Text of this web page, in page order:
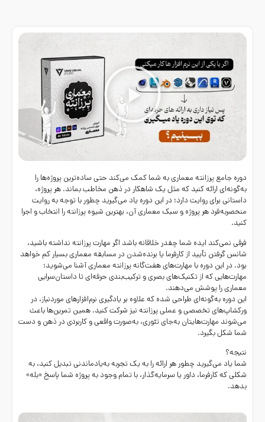
دوره جامع پرزانته معماریبه شما کمک می‌کند حتی ساده‌ترین پروژه‌ها را
به‌گونه‌ای ارائه کنید که مثل یک شاهکار در ذهن مخاطب بماند. هر پروژه،
داستانی برای روایت دارد؛ در این دوره یاد می‌گیرید چطور با توجه به روایت
منحصربه‌فرد هر پروژه و سبک معماری آن، بهترین شیوه پرزانته را انتخاب و اجرا
کنید.
فرقی نمی‌کند ایده شما چقدر خلاقانه باشد اگر مهارت پرزانته نداشته باشید،
شانس گرفتن تأیید از کارفرما یا برنده‌شدن در مسابقه معماری بسیار کم خواهد
بود. در این دوره با مهارت‌های هفت‌گانه پرزانته معماریآشنا می‌شوید؛
مهارت‌هایی که از تکنیک‌های بصری و ترکیب‌بندی حرفه‌ای تا داستان‌سرایی
معماری را پوشش می‌دهند.
این دوره به‌گونه‌ای طراحی شده که علاوه بر یادگیری نرم‌افزارهای موردنیاز، در
ورکشاپ‌های تخصصی و عملی پرزانته نیز شرکت کنید. همین تمرین‌ها باعث
می‌شوند مهارت‌هایتان به‌جای تئوری، به‌صورت واقعی و کاربردی در ذهن و دست
شما شکل بگیرد.
نتیجه؟
شما یاد می‌گیرید چطور هر ارائه را به یک تجربه به‌یادماندنی تبدیل کنید، به
شکلی که کارفرما، داور یا سرمایه‌گذار، با تمام وجود به پروژه شما پاسخ «بله»
بدهد.